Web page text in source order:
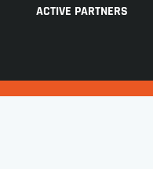
ACTIVE PARTNERS